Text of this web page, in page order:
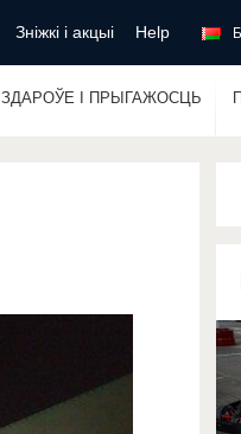
Зніжкі і акцыі Help
ЗДАРОЎЕ І ПРЫГАЖОСЦЬ